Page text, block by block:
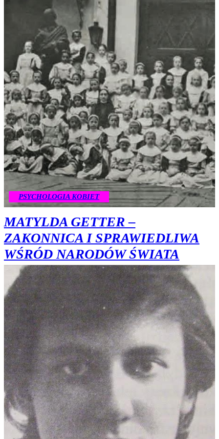
PSYCHOLOGIA KOBIET
MATYLDA GETTER –
ZAKONNICA I SPRAWIEDLIWA
WŚRÓD NARODÓW ŚWIATA